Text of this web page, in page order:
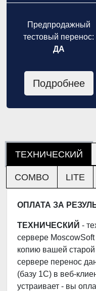
Предпродажный
тестовый перенос:
ДА
Подробнее
ТЕХНИЧЕСКИЙ
COMBO LITE
ОПЛАТА ЗА
ТЕХНИЧЕСКИЙ -
сервере MoscowSoft
копию вашей
сервере перенос
(базу 1С) в веб-
устраивает - вы